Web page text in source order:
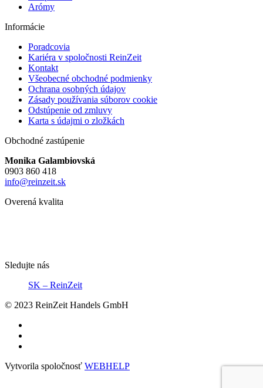
Arómy
Informácie
Poradcovia
Kariéra v spoločnosti ReinZeit
Kontakt
Všeobecné obchodné podmienky
Ochrana osobných údajov
Zásady používania súborov cookie
Odstúpenie od zmluvy
Karta s údajmi o zložkách
Obchodné zastúpenie
Monika Galambiovská
0903 860 418
info@reinzeit.sk
Overená kvalita
Sledujte nás
SK – ReinZeit
© 2023 ReinZeit Handels GmbH
Vytvorila spoločnosť WEBHELP